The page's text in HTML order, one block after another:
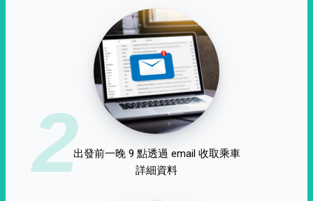
2出發前一晚 9 點透過 email 收取乘車
詳細資料